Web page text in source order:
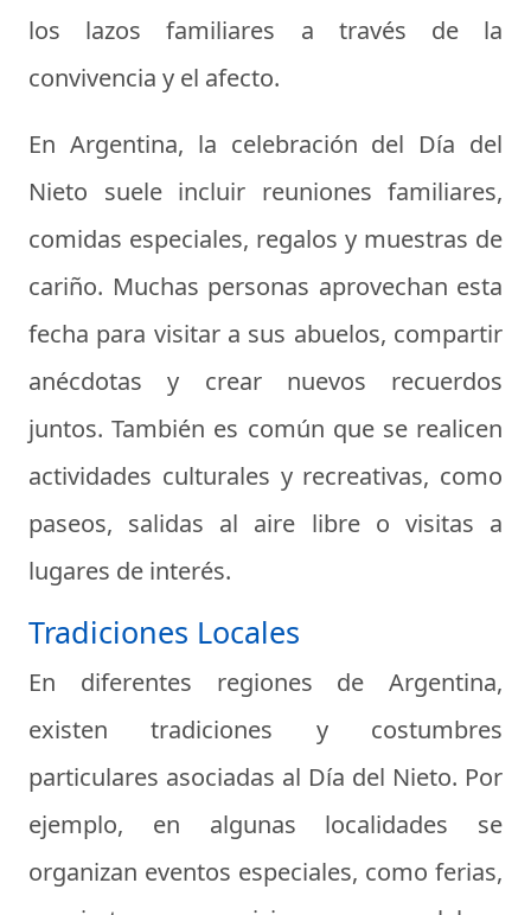
los lazos familiares a través de la
convivencia y el afecto.
En Argentina, la celebración del Día del
Nieto suele incluir reuniones familiares,
comidas especiales, regalos y muestras de
cariño. Muchas personas aprovechan esta
fecha para visitar a sus abuelos, compartir
anécdotas y crear nuevos recuerdos
juntos. También es común que se realicen
actividades culturales y recreativas, como
paseos, salidas al aire libre o visitas a
lugares de interés.
Tradiciones Locales
En diferentes regiones de Argentina,
existen tradiciones y costumbres
particulares asociadas al Día del Nieto. Por
ejemplo, en algunas localidades se
organizan eventos especiales, como ferias,